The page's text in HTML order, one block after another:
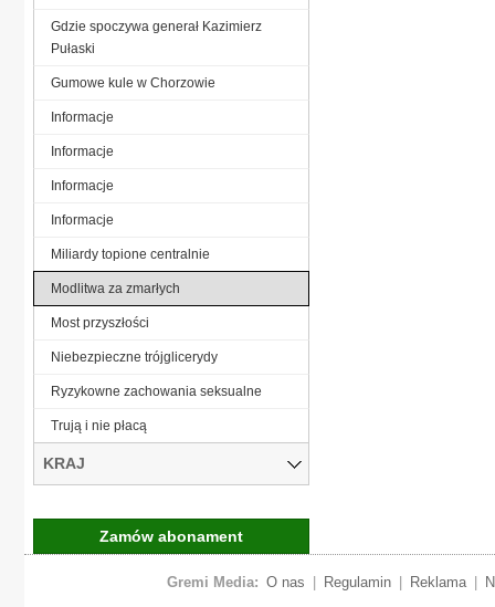
Gdzie spoczywa generał Kazimierz
Pułaski
Gumowe kule w Chorzowie
Informacje
Informacje
Informacje
Informacje
Miliardy topione centralnie
Modlitwa za zmarłych
Most przyszłości
Niebezpieczne trójglicerydy
Ryzykowne zachowania seksualne
Trują i nie płacą
KRAJ
Zamów abonament
Gremi Media: O nas Regulamin Reklama